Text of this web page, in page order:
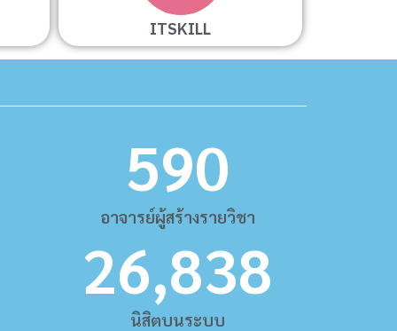
ITSKILL
อาจารย์ผู้สร้างรายวิชา
590
นิสิตบนระบบ
26,838